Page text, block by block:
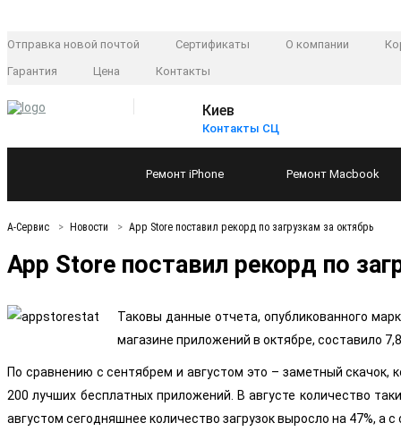
Отправка новой почтой Сертификаты О компании
Гарантия
Цена Контакты
Киев
Контакты СЦ
Ремонт iPhone Ремонт Macbook
А-Сервис Новости App Store поставил рекорд по загрузкам за октябрь
App Store поставил рекорд по
Таковы данные отчета, опубликованного
магазине приложений в октябре, составило
По сравнению с сентябрем и августом это – заметный скачок,
200 лучших бесплатных приложений. В августе количество
августом сегодняшнее количество загрузок выросло на 47%, а с